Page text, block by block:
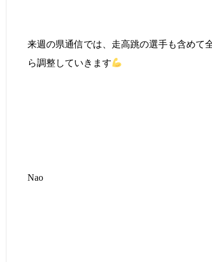
来週の県通信では、走高跳の選手も含めて
ら調整していきます
Nao